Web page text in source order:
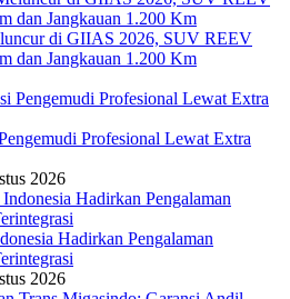
di GIIAS 2026, SUV REEV
dan Jangkauan 1.200 Km
Profesional Lewat Extra
2026
Hadirkan Pengalaman
2026